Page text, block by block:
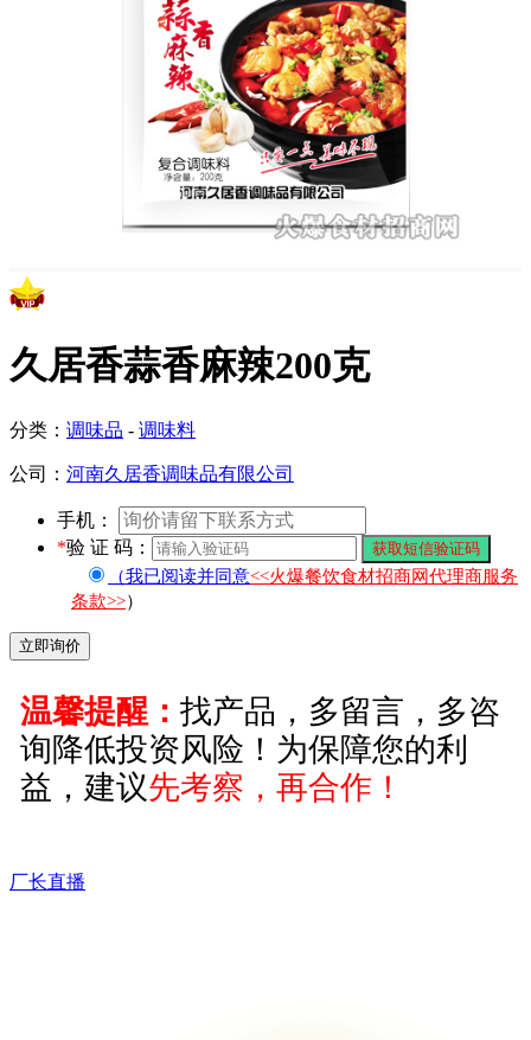
久居香蒜香麻辣200克
分类： 调味品 - 调味料
公司： 河南久居香调味品有限公司
手机：
*验 证 码：
（我已阅读并同意<<火爆餐饮食材招商网代理商服务
条款>>）
温馨提醒： 找产品，多留言，多咨
询降低投资风险！为保障您的利
益，建议先考察，再合作！
厂长直播